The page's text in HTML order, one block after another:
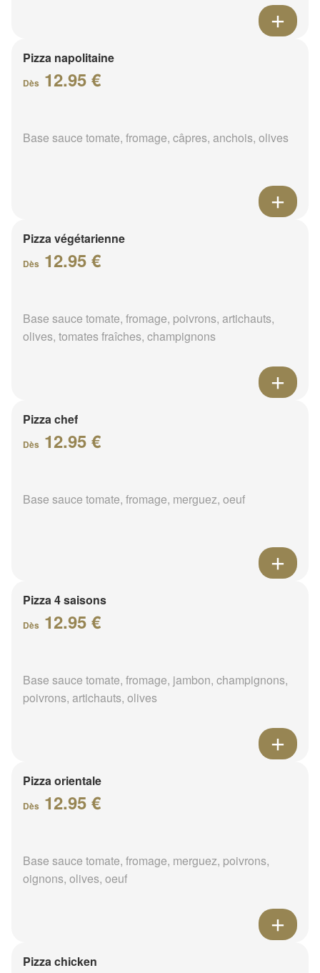
Pizza napolitaine
Dès 12.95 €
Base sauce tomate, fromage, câpres, anchois, olives
Pizza végétarienne
Dès 12.95 €
Base sauce tomate, fromage, poivrons, artichauts,
olives, tomates fraîches, champignons
Pizza chef
Dès 12.95 €
Base sauce tomate, fromage, merguez, oeuf
Pizza 4 saisons
Dès 12.95 €
Base sauce tomate, fromage, jambon, champignons,
poivrons, artichauts, olives
Pizza orientale
Dès 12.95 €
Base sauce tomate, fromage, merguez, poivrons,
oignons, olives, oeuf
Pizza chicken